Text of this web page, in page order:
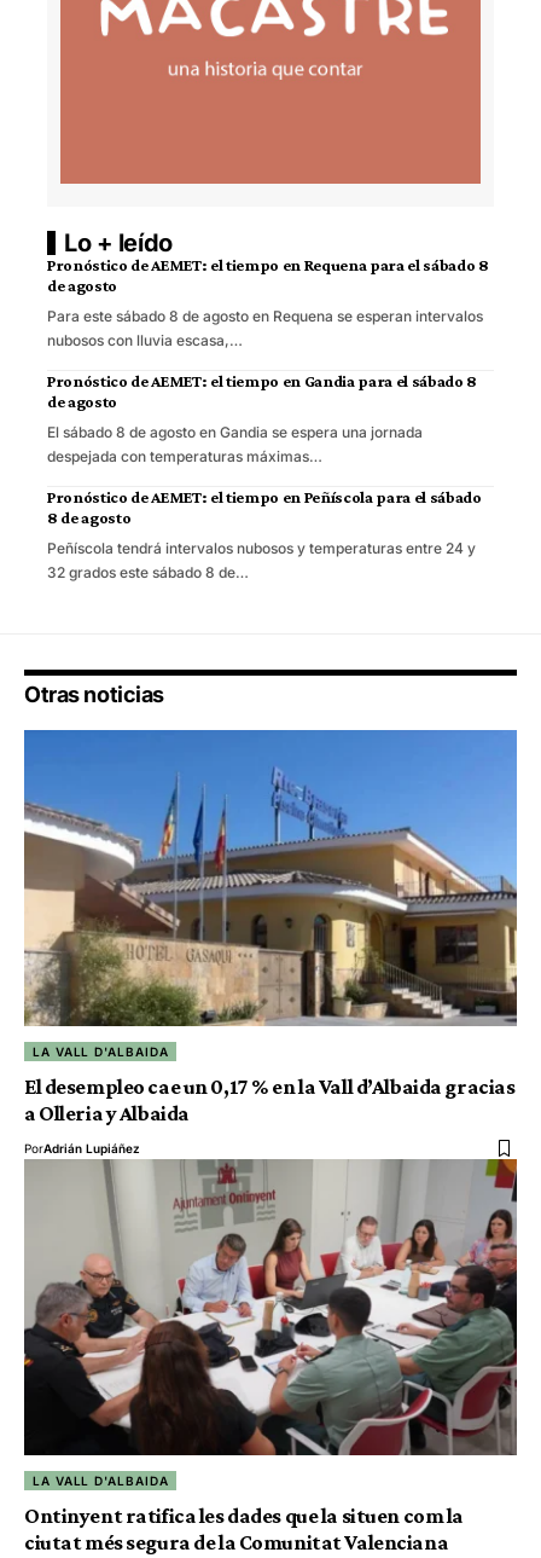
Lo + leído
Pronóstico de AEMET: el tiempo en Requena para el sábado 8
de agosto
Para este sábado 8 de agosto en Requena se esperan intervalos
nubosos con lluvia escasa,…
Pronóstico de AEMET: el tiempo en Gandia para el sábado 8
de agosto
El sábado 8 de agosto en Gandia se espera una jornada
despejada con temperaturas máximas…
Pronóstico de AEMET: el tiempo en Peñíscola para el sábado
8 de agosto
Peñíscola tendrá intervalos nubosos y temperaturas entre 24 y
32 grados este sábado 8 de…
Otras noticias
LA VALL D'ALBAIDA
El desempleo cae un 0,17 % en la Vall d’Albaida gracias
a Olleria y Albaida
PorAdrián Lupiáñez
LA VALL D'ALBAIDA
Ontinyent ratifica les dades que la situen com la
ciutat més segura de la Comunitat Valenciana